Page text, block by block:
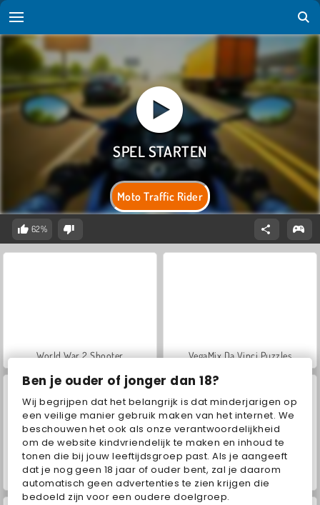
Ben je ouder of jonger dan 18?
Wij begrijpen dat het belangrijk is dat minderjarigen op
een veilige manier gebruik maken van het internet. We
beschouwen het ook als onze verantwoordelijkheid
om de website kindvriendelijk te maken en inhoud te
tonen die bij jouw leeftijdsgroep past. Als je aangeeft
dat je nog geen 18 jaar of ouder bent, zal je daarom
automatisch geen advertenties te zien krijgen die
bedoeld zijn voor een oudere doelgroep.
Moto Traffic Rider
62%
World War 2 Shooter VegaMix Da Vinci Puzzles
Car Parking City Duel Hidden Object: Street of Secrets